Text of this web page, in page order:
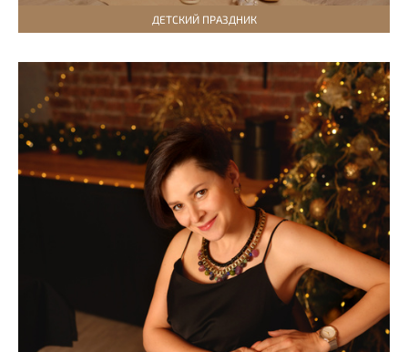
ДЕТСКИЙ ПРАЗДНИК